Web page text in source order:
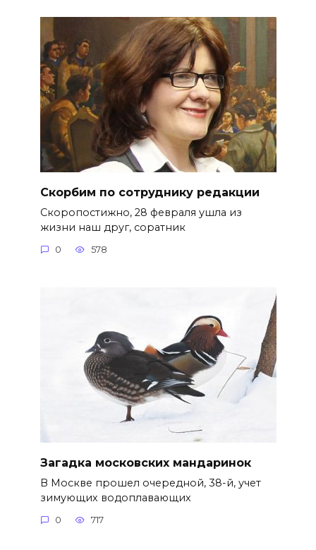
Скорбим по сотруднику редакции
Скоропостижно, 28 февраля ушла из
жизни наш друг, соратник
0 578
Загадка московских мандаринок
В Москве прошел очередной, 38-й, учет
зимующих водоплавающих
0 717